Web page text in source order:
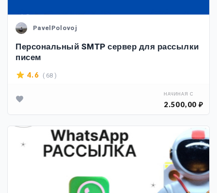
PavelPolovoj
Персональный SMTP сервер для рассылки
писем
4.6 ( 68 )
НАЧИНАЯ С
2.500,00 ₽